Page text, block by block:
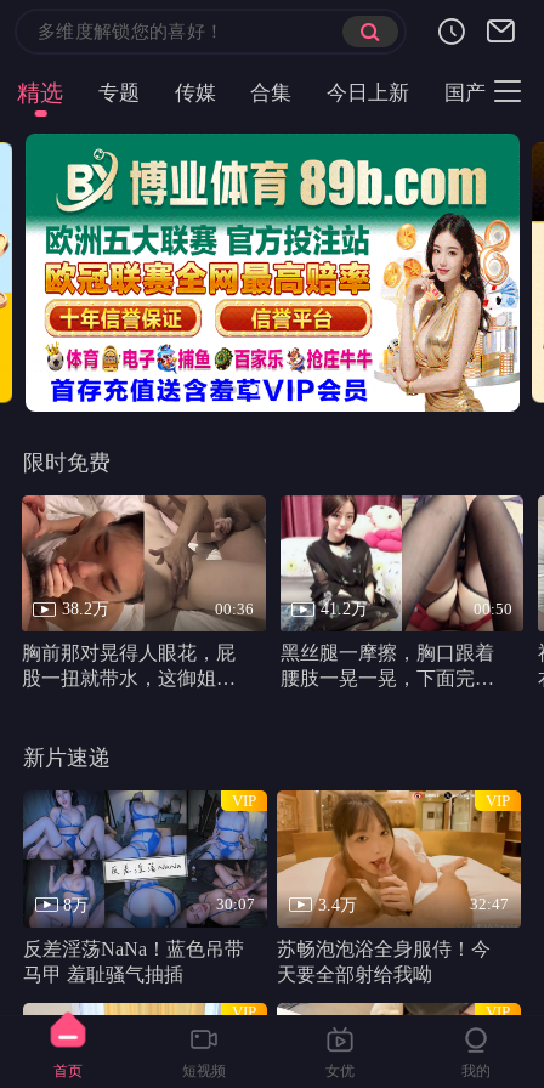
精选 专题 传媒 合集 今日上新 国产
限时免费
38.2万 00:36
胸前那对晃得人眼花，屁
股一扭就带水，这御姐身
41.2万 00:50
黑丝腿一摩擦，胸口跟着
腰肢一晃一晃，下面完全
新片速递
8万 30:07
VIP
反差淫荡NaNa！蓝色吊带
马甲 羞耻骚气抽插
3.4万 32:47
VIP
苏畅泡泡浴全身服侍！今
天要全部射给我呦
VIP VIP
首页 短视频 女优 我的